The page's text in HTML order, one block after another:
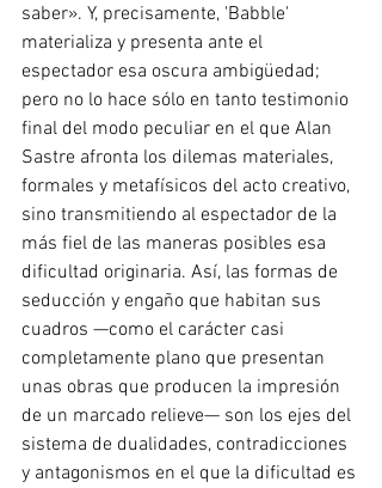
saber». Y, precisamente, 'Babble'
materializa y presenta ante el
espectador esa oscura ambigüedad;
pero no lo hace sólo en tanto testimonio
final del modo peculiar en el que Alan
Sastre afronta los dilemas materiales,
formales y metafísicos del acto creativo,
sino transmitiendo al espectador de la
más fiel de las maneras posibles esa
dificultad originaria. Así, las formas de
seducción y engaño que habitan sus
cuadros —como el carácter casi
completamente plano que presentan
unas obras que producen la impresión
de un marcado relieve— son los ejes del
sistema de dualidades, contradicciones
y antagonismos en el que la dificultad es